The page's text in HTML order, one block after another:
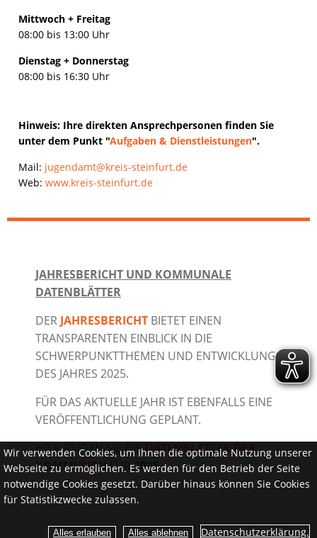
Mittwoch + Freitag
08:00 bis 13:00 Uhr
Dienstag + Donnerstag
08:00 bis 16:30 Uhr
Hinweis: Ihre direkten Ansprechpersonen finden Sie
unter dem Punkt "Aufgaben & Dienstleistungen".
Mail: jugendamt@kreis-steinfurt.de
Web: www.kreis-steinfurt.de
JAHRESBERICHT UND KOMMUNALE
DATENBLÄTTER
DER JAHRESBERICHT BIETET EINEN
TRANSPARENTEN EINBLICK IN DIE
SCHWERPUNKTTHEMEN UND ENTWICKLUNGEN
DES JAHRES 2025.
FÜR DAS AKTUELLE JAHR IST EBENFALLS EINE
VERÖFFENTLICHUNG GEPLANT.
HIER FINDEN SIE DIEDATENBLÄTTER DER
KOMMUNENFÜR2025
Wir verwenden Cookies, um Ihnen die optimale Nutzung unserer
Webseite zu ermöglichen. Es werden für den Betrieb der Seite
notwendige Cookies gesetzt. Darüber hinaus können Sie Cookies
für Statistikzwecke zulassen.
Datenschutzerklärung.